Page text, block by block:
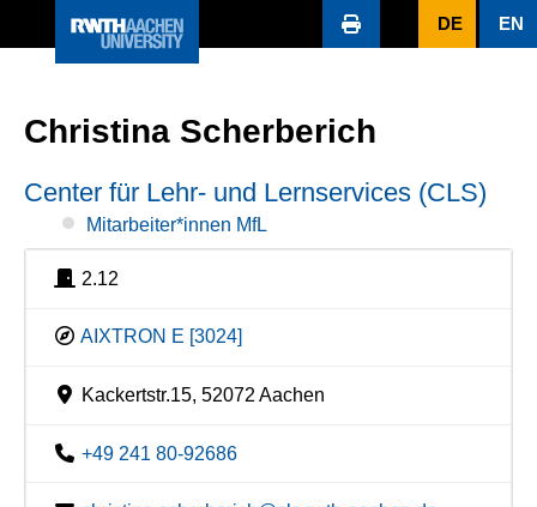
DE EN
Christina Scherberich
Center für Lehr- und Lernservices (CLS)
Mitarbeiter*innen MfL
2.12
AIXTRON E [3024]
Kackertstr.15, 52072 Aachen
+49 241 80-92686